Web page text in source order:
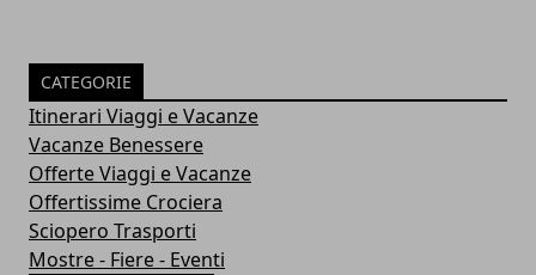
CATEGORIE
Itinerari Viaggi e Vacanze
Vacanze Benessere
Offerte Viaggi e Vacanze
Offertissime Crociera
Sciopero Trasporti
Mostre - Fiere - Eventi